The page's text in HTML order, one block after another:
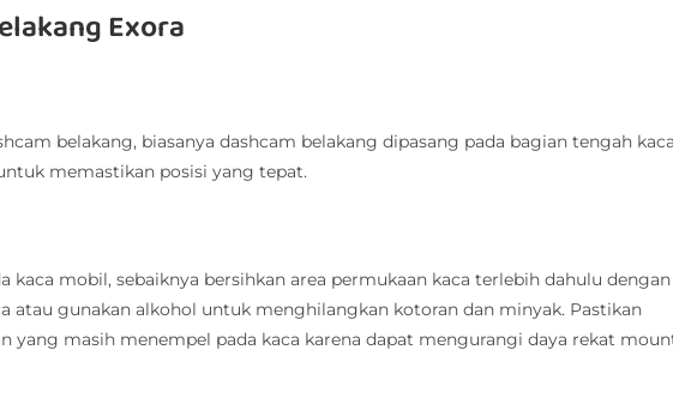
Exora
belakang, biasanya dashcam belakang dipasang pada bagian tengah kaca
memastikan posisi yang tepat.
kaca mobil, sebaiknya bersihkan area permukaan kaca terlebih dahulu dengan
atau gunakan alkohol untuk menghilangkan kotoran dan minyak. Pastikan
yang masih menempel pada kaca karena dapat mengurangi daya rekat